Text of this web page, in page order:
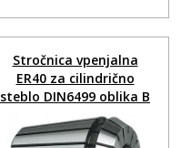
Stročnica vpenjalna
ER40 za cilindrično
steblo DIN6499 oblika B